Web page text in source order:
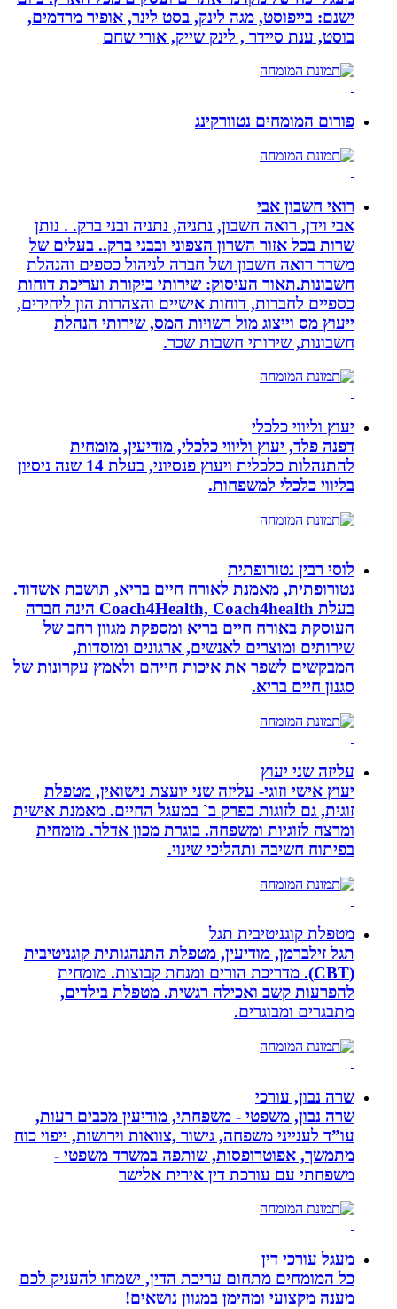
ישנם: בייפוסט, מגה לינק, בסט לינר, אופיר מרדמים,
בוסט, ענת סיידר , לינק שייק, אורי שחם
פורום המומחים נטוורקינג
רואי חשבון אבי
אבי וידן, רואה חשבון, נתניה, נתניה ובני ברק. . נותן
שרות בכל אזור השרון הצפוני ובבני ברק.. בעלים של
משרד רואה חשבון ושל חברה לניהול כספים והנהלת
חשבונות.תאור העיסוק: שירותי ביקורת ועריכת דוחות
כספיים לחברות, דוחות אישיים והצהרות הון ליחידים,
ייעוץ מס וייצוג מול רשויות המס, שירותי הנהלת
חשבונות, שירותי חשבות שכר.
יעוץ וליווי כלכלי
דפנה פלד, יעוץ וליווי כלכלי, מודיעין, מומחית
להתנהלות כלכלית ויעוץ פנסיוני, בעלת 14 שנה ניסיון
בליווי כלכלי למשפחות.
לוסי רבין נטורופתית
נטורופתית, מאמנת לאורח חיים בריא, תושבת אשדוד.
בעלת Coach4Health, Coach4health הינה חברה
העוסקת באורח חיים בריא ומספקת מגוון רחב של
שירותים ומוצרים לאנשים, ארגונים ומוסדות,
המבקשים לשפר את איכות חייהם ולאמץ עקרונות של
סגנון חיים בריא.
עליזה שני יעוץ
יעוץ אישי וזוגי- עליזה שני יועצת נישואין, מטפלת
זוגית, גם לזוגות בפרק ב` במעגל החיים. מאמנת אישית
ומרצה לזוגיות ומשפחה. בוגרת מכון אדלר. מומחית
בפיתוח חשיבה ותהליכי שינוי.
מטפלת קוגניטיבית תגל
תגל זילברמן, מודיעין, מטפלת התנהגותית קוגניטיבית
(CBT). מדריכת הורים ומנחת קבוצות. מומחית
להפרעות קשב ואכילה רגשית. מטפלת בילדים,
מתבגרים ומבוגרים.
שרה נבון, עורכי
שרה נבון, משפטי - משפחתי, מודיעין מכבים רעות,
עו”ד לענייני משפחה, גישור ,צוואות וירושות, ייפוי כוח
מתמשך, אפוטרופסות, שותפה במשרד משפטי -
משפחתי עם עורכת דין אירית אלישר
מעגל עורכי דין
כל המומחים מתחום עריכת הדין, ישמחו להעניק לכם
מענה מקצועי ומהימן במגוון נושאים!